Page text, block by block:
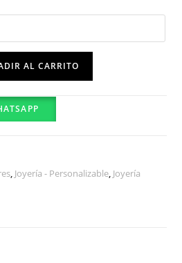
AL CARRITO
, Joyería - Personalizable, Joyería